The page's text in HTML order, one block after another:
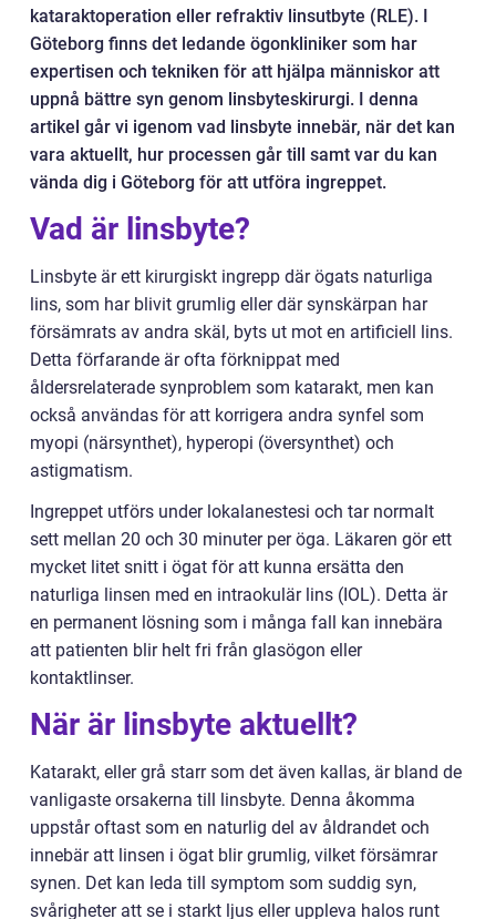
kataraktoperation eller refraktiv linsutbyte (RLE). I
Göteborg finns det ledande ögonkliniker som har
expertisen och tekniken för att hjälpa människor att
uppnå bättre syn genom linsbyteskirurgi. I denna
artikel går vi igenom vad linsbyte innebär, när det kan
vara aktuellt, hur processen går till samt var du kan
vända dig i Göteborg för att utföra ingreppet.
Vad är linsbyte?
Linsbyte är ett kirurgiskt ingrepp där ögats naturliga
lins, som har blivit grumlig eller där synskärpan har
försämrats av andra skäl, byts ut mot en artificiell lins.
Detta förfarande är ofta förknippat med
åldersrelaterade synproblem som katarakt, men kan
också användas för att korrigera andra synfel som
myopi (närsynthet), hyperopi (översynthet) och
astigmatism.
Ingreppet utförs under lokalanestesi och tar normalt
sett mellan 20 och 30 minuter per öga. Läkaren gör ett
mycket litet snitt i ögat för att kunna ersätta den
naturliga linsen med en intraokulär lins (IOL). Detta är
en permanent lösning som i många fall kan innebära
att patienten blir helt fri från glasögon eller
kontaktlinser.
När är linsbyte aktuellt?
Katarakt, eller grå starr som det även kallas, är bland de
vanligaste orsakerna till linsbyte. Denna åkomma
uppstår oftast som en naturlig del av åldrandet och
innebär att linsen i ögat blir grumlig, vilket försämrar
synen. Det kan leda till symptom som suddig syn,
svårigheter att se i starkt ljus eller uppleva halos runt